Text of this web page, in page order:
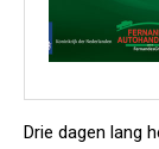
Drie dagen lang